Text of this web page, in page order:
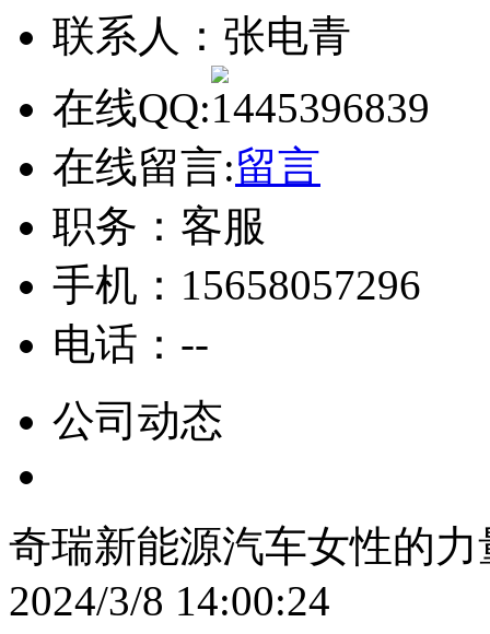
联系人： 张电青
在线QQ:
在线留言:留言
职务： 客服
手机： 15658057296
电话： --
公司动态
奇瑞新能源汽车女性的
2024/3/8 14:00:24